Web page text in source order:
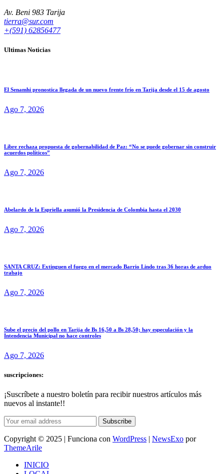
Av. Beni 983 Tarija
tierra@sur.com
+(591) 62856477
Ultimas Noticias
El Senamhi pronostica llegada de un nuevo frente frío en Tarija desde el 15 de agosto
Ago 7, 2026
Libre rechaza propuesta de gobernabilidad de Paz: “No se puede gobernar sin construir
acuerdos políticos”
Ago 7, 2026
Abelardo de la Espriella asumió la Presidencia de Colombia hasta el 2030
Ago 7, 2026
SANTA CRUZ: Extinguen el fuego en el mercado Barrio Lindo tras 36 horas de arduo
trabajo
Ago 7, 2026
Sube el precio del pollo en Tarija de Bs 16,50 a Bs 28,50; hay especulación y la
Intendencia Municipal no hace controles
Ago 7, 2026
suscripciones:
¡Suscríbete a nuestro boletín para recibir nuestros artículos más
nuevos al instante!!
Subscribe
Copyright © 2025 | Funciona con WordPress | NewsExo por
ThemeArile
INICIO